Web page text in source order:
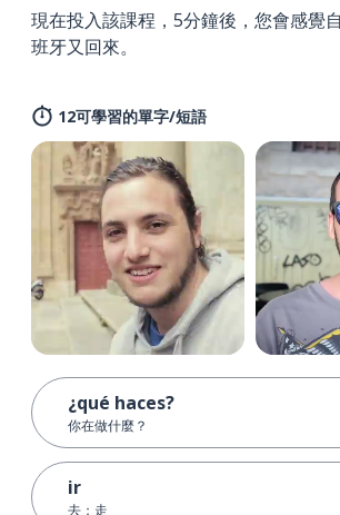
現在投入該課程，5分鐘後，您會感覺
班牙又回來。
12可學習的單字/短語
¿qué haces?
你在做什麼？
ir
去；走